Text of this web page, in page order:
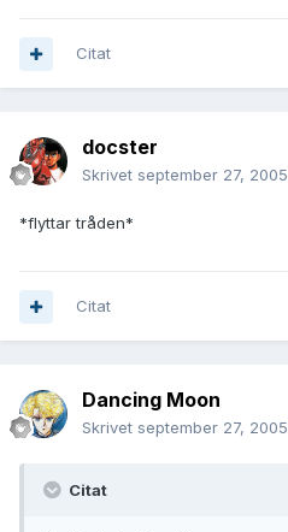
Citat
docster
Skrivet september 27, 2005
*flyttar tråden*
Citat
Dancing Moon
Skrivet september 27, 2005
Citat